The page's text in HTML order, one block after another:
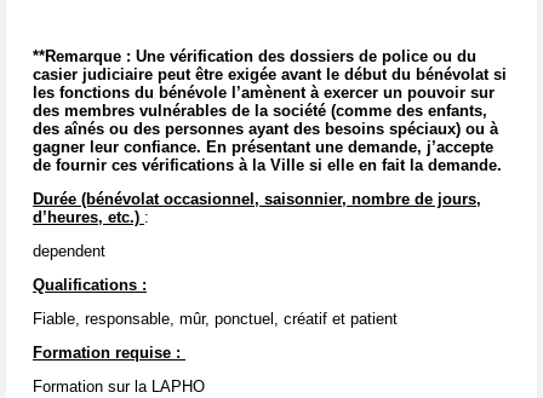
**Remarque : Une vérification des dossiers de police ou du
casier judiciaire peut être exigée avant le début du bénévolat si
les fonctions du bénévole l’amènent à exercer un pouvoir sur
des membres vulnérables de la société (comme des enfants,
des aînés ou des personnes ayant des besoins spéciaux) ou à
gagner leur confiance. En présentant une demande, j’accepte
de fournir ces vérifications à la Ville si elle en fait la demande.
Durée (bénévolat occasionnel, saisonnier, nombre de jours,
d’heures, etc.) :
dependent
Qualifications :
Fiable, responsable, mûr, ponctuel, créatif et patient
Formation requise :
Formation sur la LAPHO